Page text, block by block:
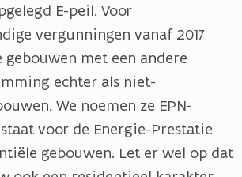
E-peil. Voor
vergunningen vanaf 2017
gebouwen met een andere
echter als niet-
We noemen ze EPN-
voor de Energie-Prestatie
gebouwen. Let er wel op dat